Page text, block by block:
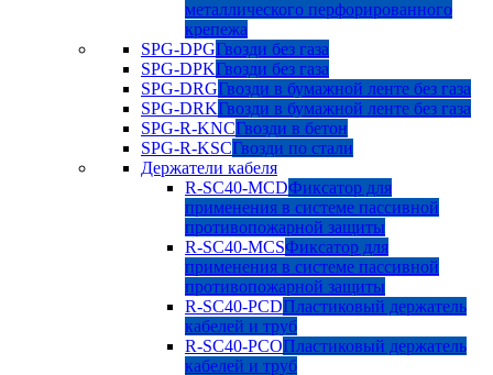
металлического перфорированного
крепежа
SPG-DPGГвозди без газа
SPG-DPKГвозди без газа
SPG-DRGГвозди в бумажной ленте без газа
SPG-DRKГвозди в бумажной ленте без газа
SPG-R-KNCГвозди в бетон
SPG-R-KSCГвозди по стали
Держатели кабеля
R-SC40-MCDФиксатор для
применения в системе пассивной
противопожарной защиты
R-SC40-MCSФиксатор для
применения в системе пассивной
противопожарной защиты
R-SC40-PCDПластиковый держатель
кабелей и труб
R-SC40-PCOПластиковый держатель
кабелей и труб